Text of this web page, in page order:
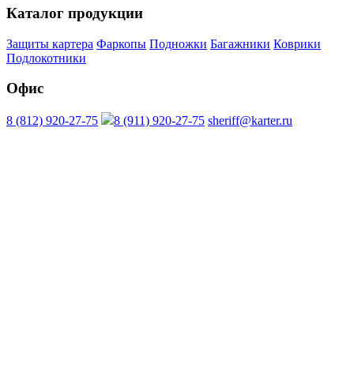
Каталог продукции
Защиты картера Фаркопы Подножки Багажники Коврики
Подлокотники
Офис
8 (812) 920-27-75 8 (911) 920-27-75 sheriff@karter.ru